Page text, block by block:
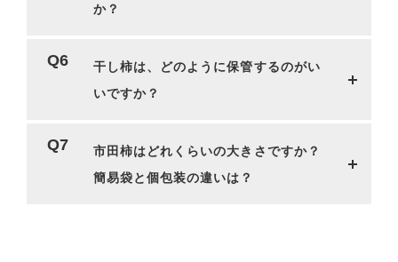
か？
干し柿は、どのように保管するのがい
いですか？
市田柿はどれくらいの大きさですか？
簡易袋と個包装の違いは？